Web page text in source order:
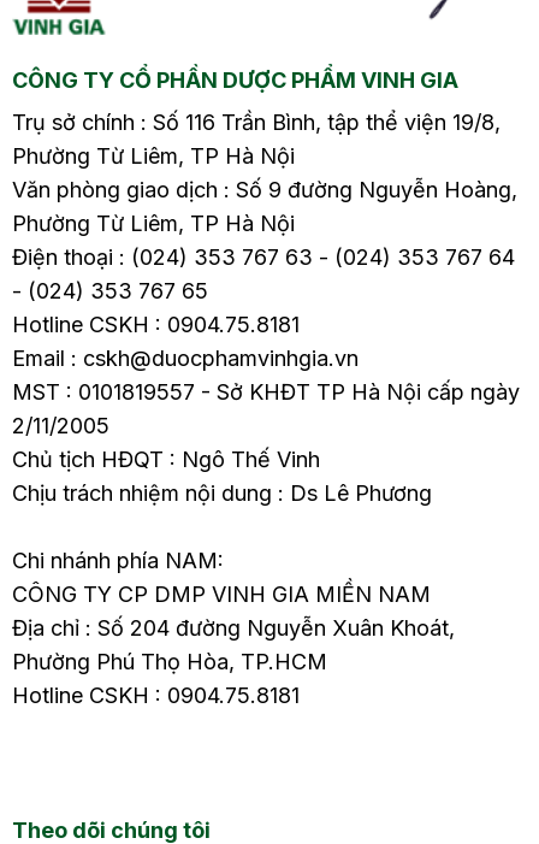
Phòng tránh sốt xuất
khô hanh…
Phòng tránh sốt xuất
lạnh, ai cũng…
CÔNG TY CỔ PHẦN DƯỢC PHẨM VINH GIA
Trụ sở chính : Số 116 Trần Bình, tập thể viện 19/8,
Phường Từ Liêm, TP Hà Nội
Văn phòng giao dịch : Số 9 đường Nguyễn Hoàng,
Phường Từ Liêm, TP Hà Nội
Điện thoại : (024) 353 767 63 - (024) 353 767 64
- (024) 353 767 65
Hotline CSKH : 0904.75.8181
Email : cskh@duocphamvinhgia.vn
MST : 0101819557 - Sở KHĐT TP Hà Nội cấp ngày
2/11/2005
Chủ tịch HĐQT : Ngô Thế Vinh
Chịu trách nhiệm nội dung : Ds Lê Phương
Chi nhánh phía NAM:
CÔNG TY CP DMP VINH GIA MIỀN NAM
Địa chỉ : Số 204 đường Nguyễn Xuân Khoát,
Phường Phú Thọ Hòa, TP.HCM
Hotline CSKH : 0904.75.8181
Theo dõi chúng tôi